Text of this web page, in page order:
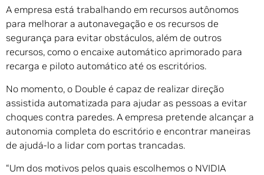
A empresa está trabalhando em recursos autônomos
para melhorar a autonavegação e os recursos de
segurança para evitar obstáculos, além de outros
recursos, como o encaixe automático aprimorado para
recarga e piloto automático até os escritórios.
No momento, o Double é capaz de realizar direção
assistida automatizada para ajudar as pessoas a evitar
choques contra paredes. A empresa pretende alcançar a
autonomia completa do escritório e encontrar maneiras
de ajudá-lo a lidar com portas trancadas.
“Um dos motivos pelos quais escolhemos o NVIDIA